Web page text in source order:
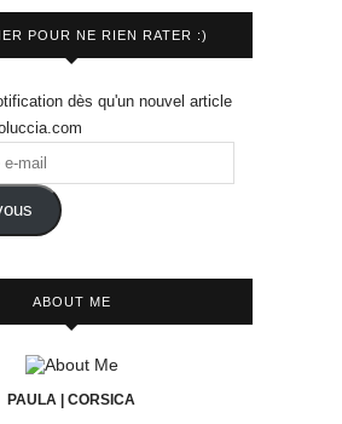
POUR NE RIEN RATER :)
dès qu'un nouvel article
ABOUT ME
PAULA | CORSICA